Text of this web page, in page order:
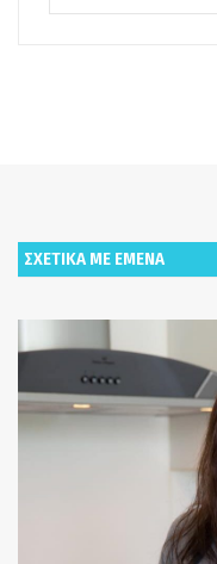
for:
ΣΧΕΤΙΚΑ ΜΕ ΕΜΕΝΑ